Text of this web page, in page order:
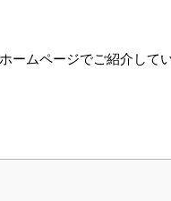
ームページでご紹介して